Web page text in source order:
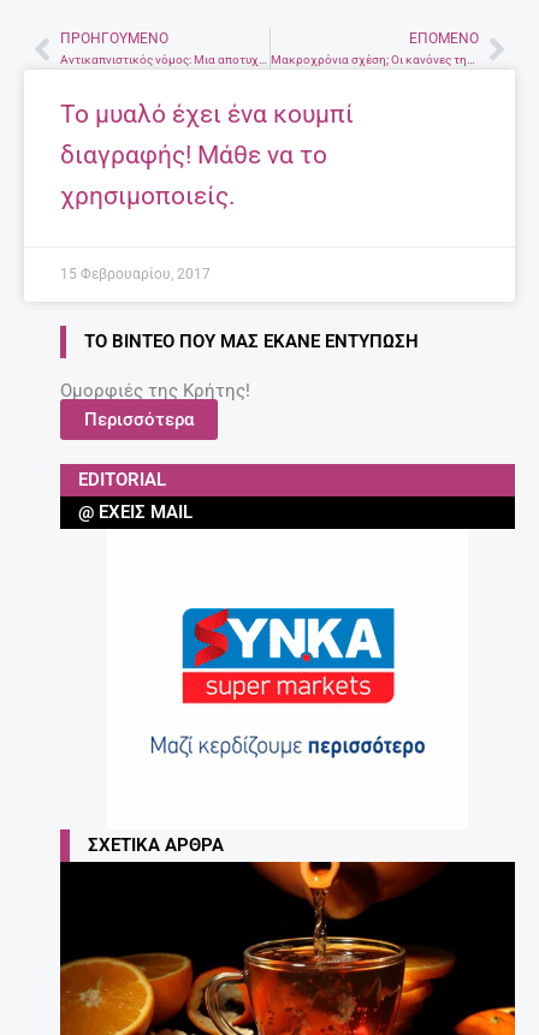
PrevΠΡΟΗΓΟΎΜΕΝΟ
Αντικαπνιστικός νόμος: Μια αποτυχία κοινωνίας και πολιτείας.
ΕΠΌΜΕΝΟ
Μακροχρόνια σχέση; Οι κανόνες της κρεβατοκάμαρας για απολαυστικό σεξ
Το μυαλό έχει ένα κουμπί
διαγραφής! Μάθε να το
χρησιμοποιείς.
15 Φεβρουαρίου, 2017
ΤΟ ΒΊΝΤΕΟ ΠΟΥ ΜΑΣ ΈΚΑΝΕ ΕΝΤΎΠΩΣΗ
Ομορφιές της Κρήτης!
Περισσότερα
EDITORIAL
@ ΈΧΕΙΣ MAIL
ΣΧΕΤΙΚΆ ΆΡΘΡΑ